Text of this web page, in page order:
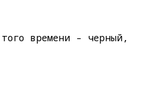
времени – черный,